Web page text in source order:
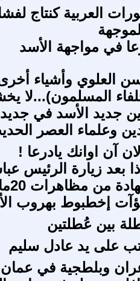
العربية كنتاج
في مواجهة الأسد
العلوي وأشياء
المسلمون)...لا
جديد الأسد في
وعلماء العصر
آن اوانك يادرعا !
بعد زيارة الرئيس
من مظاهرات 20مارس - 3 -
إخطبوط بهروب
بين عُطلتين
على يد عادل سليم
وبلطجية في